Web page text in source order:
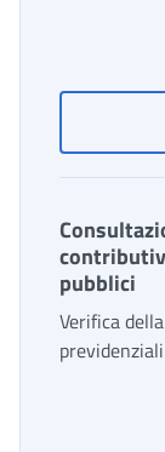
pubblici
Verifica